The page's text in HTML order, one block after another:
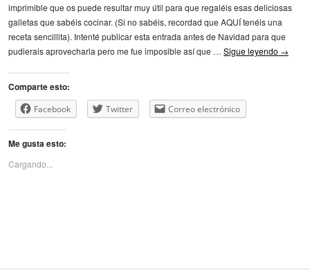
imprimible que os puede resultar muy útil para que regaléis esas deliciosas
galletas que sabéis cocinar. (Si no sabéis, recordad que AQUÍ tenéis una
receta sencillita). Intenté publicar esta entrada antes de Navidad para que
pudierais aprovecharla pero me fue imposible así que … Sigue leyendo →
Comparte esto:
Facebook Twitter Correo electrónico
Me gusta esto:
Cargando...